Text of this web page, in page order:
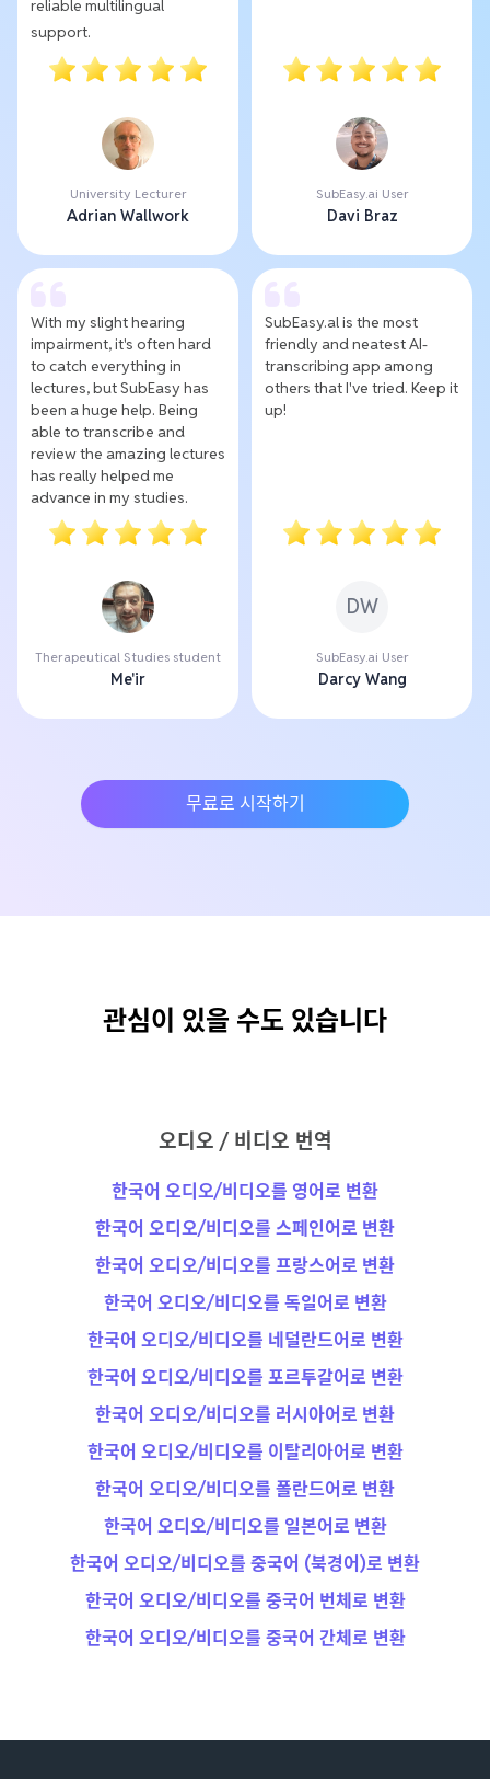
reliable multilingual
support.
University Lecturer
Adrian Wallwork
SubEasy.ai User
Davi Braz
With my slight hearing
impairment, it's often hard
to catch everything in
lectures, but SubEasy has
been a huge help. Being
able to transcribe and
review the amazing lectures
has really helped me
advance in my studies.
Therapeutical Studies student
Me'ir
SubEasy.al is the most
friendly and neatest AI-
transcribing app among
others that I've tried. Keep it
up!
DW
SubEasy.ai User
Darcy Wang
무료로 시작하기
관심이 있을 수도 있습니다
오디오 / 비디오 번역
한국어 오디오/비디오를 영어로 변환
한국어 오디오/비디오를 스페인어로 변환
한국어 오디오/비디오를 프랑스어로 변환
한국어 오디오/비디오를 독일어로 변환
한국어 오디오/비디오를 네덜란드어로 변환
한국어 오디오/비디오를 포르투갈어로 변환
한국어 오디오/비디오를 러시아어로 변환
한국어 오디오/비디오를 이탈리아어로 변환
한국어 오디오/비디오를 폴란드어로 변환
한국어 오디오/비디오를 일본어로 변환
한국어 오디오/비디오를 중국어 (북경어)로 변환
한국어 오디오/비디오를 중국어 번체로 변환
한국어 오디오/비디오를 중국어 간체로 변환